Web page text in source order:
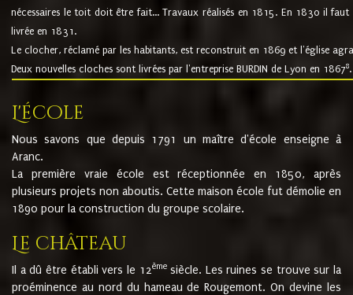
nécessaires le toit doit être fait... Travaux réalisés en 1815. En 1830 il
livrée en 1831.
Le clocher, réclamé par les habitants, est reconstruit en 1869 et l'église
Deux nouvelles cloches sont livrées par l'entreprise BURDIN de Lyon en 18678.
L'école
Nous savons que depuis 1791 un maître d'école enseigne à
Aranc.
La première vraie école est réceptionnée en 1850, après
plusieurs projets non aboutis. Cette maison école fut démolie en
1890 pour la construction du groupe scolaire.
Le château
Il a dû être établi vers le 12èmesiècle. Les ruines se trouve sur la
proéminence au nord du hameau de Rougemont. On devine les